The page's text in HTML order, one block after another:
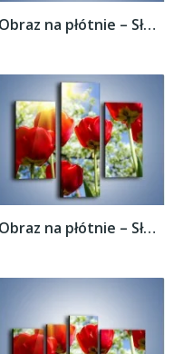
Obraz na płótnie – Słońce w kwiatowych...
Obraz na płótnie – Słońce w kwiatowych...